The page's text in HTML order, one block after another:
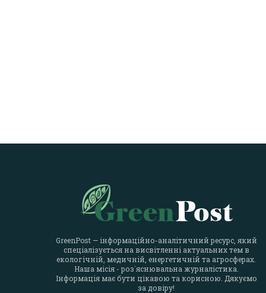
GreenPost — інформаційно-аналітичний ресурс, який
спеціалізується на висвітленні актуальних тем в
екологічній, медичній, енергетичній та агросферах.
Наша місія - роз`яснювальна журналістика.
Інформація має бути цікавою та корисною. Дякуємо
за довіру!